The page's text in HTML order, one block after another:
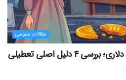
مقالات عمومی
پایان تلخ پروژه‌های میلیون دلاری؛ بررسی ۴ دلیل اصلی تعطیلی